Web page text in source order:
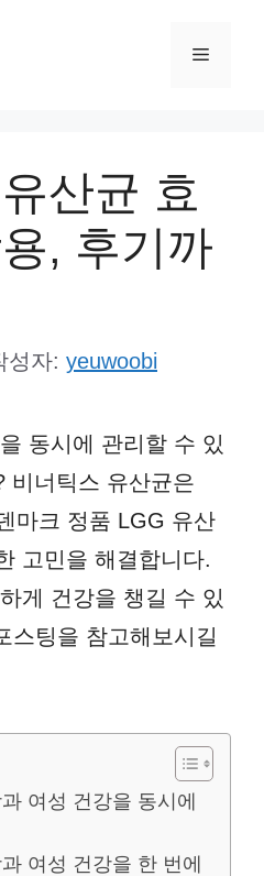
메
산균 효
, 후기까
성자: yeuwoobi
동시에 관리할 수 있
비너틱스 유산균은
마크 정품 LGG 유산
고민을 해결합니다.
게 건강을 챙길 수 있
스팅을 참고해보시길
여성 건강을 동시에
여성 건강을 한 번에